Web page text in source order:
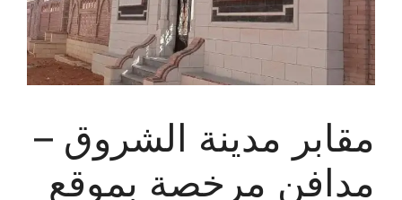
مقابر مدينة الشروق –
مدافن مرخصة بموقع